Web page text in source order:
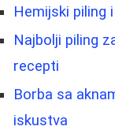
Hemijski piling
Najbolji piling
recepti
Borbа sa
iskustva